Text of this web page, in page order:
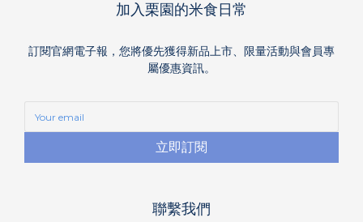
加入栗園的米食日常
訂閱官網電子報，您將優先獲得新品上市、限量活動與會員專
屬優惠資訊。
立即訂閱
聯繫我們